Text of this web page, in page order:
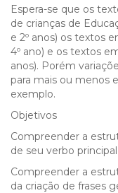
Espera-se que os
de crianças de
e 2º anos) os textos
4º ano) e os textos
anos). Porém
para mais ou menos
exemplo.
Objetivos
Compreender a
de seu verbo principal
Compreender a
da criação de frases